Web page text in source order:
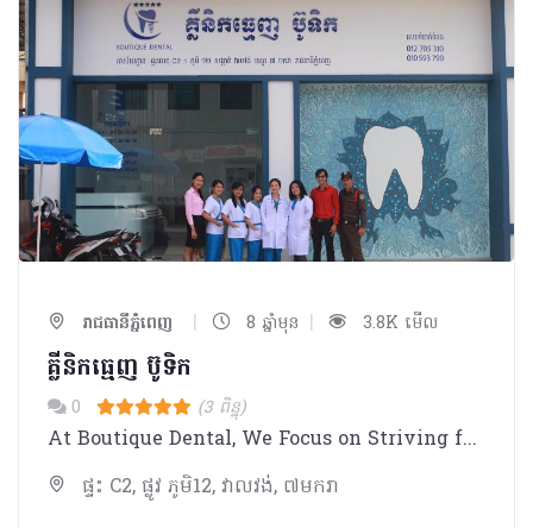
រាជធានីភ្នំពេញ | 8 ឆ្នាំមុន | 3.8K មើល
គ្លីនិកធ្មេញ ប៊ូទិក
0 (3 ពិន្ទុ)
At Boutique Dental, We Focus on Striving for Excellent Dentistry.
ផ្ទះ C2, ផ្លូវ ភូមិ12, វាលវង់, ៧មករា